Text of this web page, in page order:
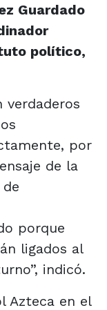
Guardado
político,
verdaderos
por
de la
porque
ligados al
indicó.
Azteca en el